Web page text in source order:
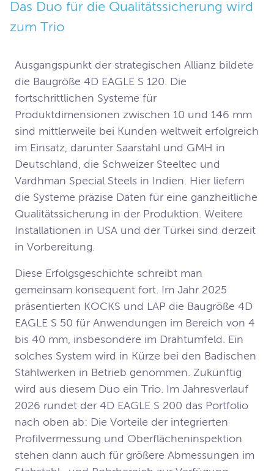
Das Duo für die Qualitätssicherung wird
Ausgangspunkt der strategischen Allianz bildete
die Baugröße 4D EAGLE S 120. Die
fortschrittlichen Systeme für
Produktdimensionen zwischen 10 und 146 mm
sind mittlerweile bei Kunden weltweit erfolgreich
im Einsatz, darunter Saarstahl und GMH in
Deutschland, die Schweizer Steeltec und
Vardhman Special Steels in Indien. Hier liefern
die Systeme präzise Daten für eine ganzheitliche
Qualitätssicherung in der Produktion. Weitere
Installationen in USA und der Türkei sind derzeit
Diese Erfolgsgeschichte schreibt man
gemeinsam konsequent fort. Im Jahr 2025
präsentierten KOCKS und LAP die Baugröße 4D
EAGLE S 50 für Anwendungen im Bereich von 4
bis 40 mm, insbesondere im Drahtumfeld. Ein
solches System wird in Kürze bei den Badischen
Stahlwerken in Betrieb genommen. Zukünftig
wird aus diesem Duo ein Trio. Im Jahresverlauf
2026 rundet der 4D EAGLE S 200 das Portfolio
nach oben ab: Die Vorteile der integrierten
Profilvermessung und Oberflächeninspektion
stehen dann auch für größere Abmessungen im